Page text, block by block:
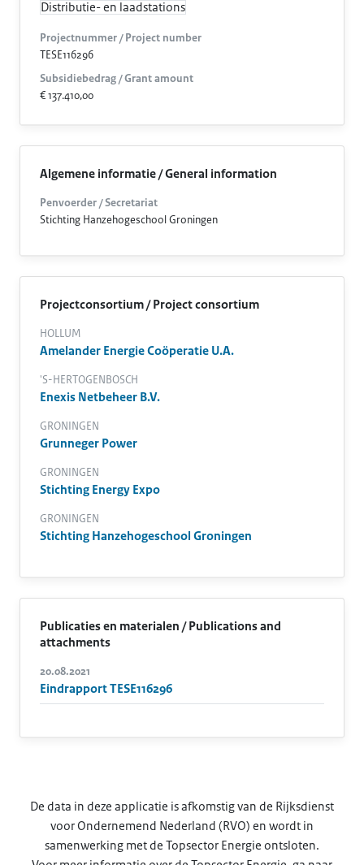
Distributie- en laadstations
Projectnummer / Project number
TESE116296
Subsidiebedrag / Grant amount
€ 137.410,00
Algemene informatie / General information
Penvoerder / Secretariat
Stichting Hanzehogeschool Groningen
Projectconsortium / Project consortium
HOLLUM
Amelander Energie Coöperatie U.A.
'S-HERTOGENBOSCH
Enexis Netbeheer B.V.
GRONINGEN
Grunneger Power
GRONINGEN
Stichting Energy Expo
GRONINGEN
Stichting Hanzehogeschool Groningen
Publicaties en materialen / Publications and
attachments
20.08.2021
Eindrapport TESE116296
De data in deze applicatie is afkomstig van de Rijksdienst
voor Ondernemend Nederland (RVO) en wordt in
samenwerking met de Topsector Energie ontsloten.